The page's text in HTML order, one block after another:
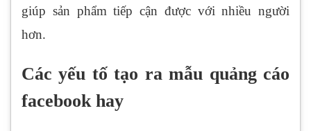
giúp sản phẩm tiếp cận được với nhiều người
hơn.
Các yếu tố tạo ra mẫu quảng cáo
facebook hay